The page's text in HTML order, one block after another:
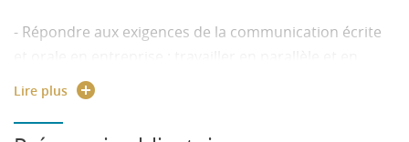
- Répondre aux exigences de la communication écrite
synergie les 4 compétences (CO, CE, PO, PE) en
s’appuyant sur des documents authentiques.
Lire plus